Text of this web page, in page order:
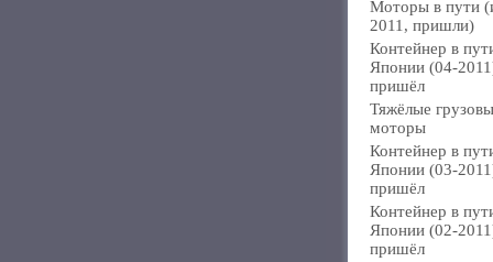
Моторы в пути
2011, пришли)
Контейнер в
Японии (04-
пришёл
Тяжёлые
моторы
Контейнер в
Японии (03-
пришёл
Контейнер в
Японии (02-
пришёл